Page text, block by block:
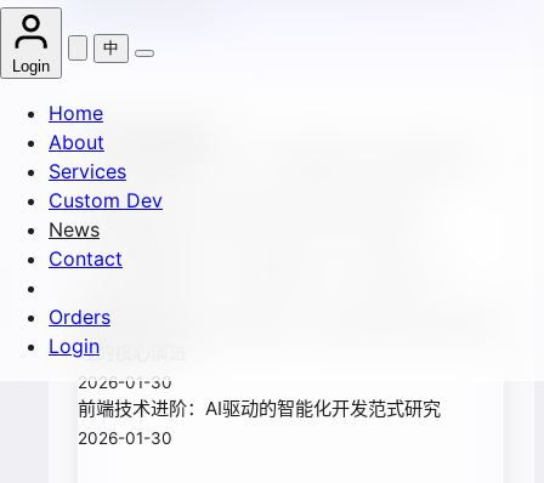
Login
中
Home
About
Services
Custom Dev
News
Contact
Orders
Login
Related Articles
Vite：颠覆传统，新一代前端构建工具的极速革新
2026-01-30
云原生核心技术栈架构演进与最佳实践探索
2026-01-30
Vite：颠覆传统，秒级构建的下一代前端工具
晴辰云解析AI原生应用架构：确定性逻辑向大模型推
理的核心演进
2026-01-30
前端技术进阶：AI驱动的智能化开发范式研究
2026-01-30